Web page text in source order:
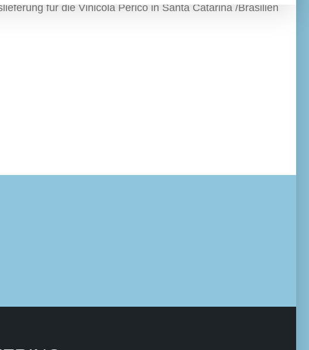
für die Vinicola Perico in Santa Catarina /Brasilien